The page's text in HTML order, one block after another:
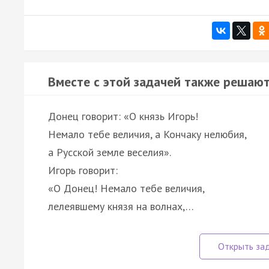
Вместе с этой задачей также
Донец говорит: «О князь Игорь!
Немало тебе величия, а Кончаку нелюбия,
а Русской земле веселия».
Игорь говорит:
«О Донец! Немало тебе величия,
лелеявшему князя на волнах,…